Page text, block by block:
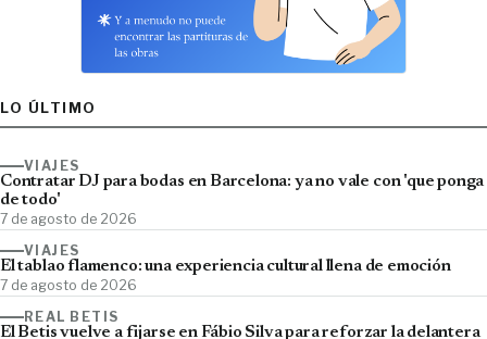
LO ÚLTIMO
VIAJES
Contratar DJ para bodas en Barcelona: ya no vale con 'que ponga
de todo'
7 de agosto de 2026
VIAJES
El tablao flamenco: una experiencia cultural llena de emoción
7 de agosto de 2026
REAL BETIS
El Betis vuelve a fijarse en Fábio Silva para reforzar la delantera